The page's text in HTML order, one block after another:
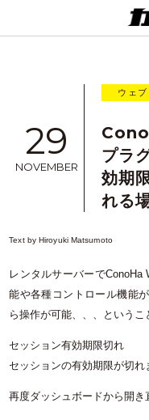
29
NOVEMBER
ウェブ
プラ
効期
れる
Text byHiroyuki Matsumoto
レンタルサーバーで
能や各種コントロール機能
ら操作が可能、、、というこ
セッション有効期限切れ
セッションの有効期限が切れ
再度ダッシュボードから開き